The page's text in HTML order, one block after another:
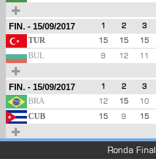
FIN. - 15/09/2017 1 2 3
TUR
15 15 15
BUL
9 12 11
FIN. - 15/09/2017 1 2 3
BRA
12 15 10
CUB
15 9 15
Ronda Final